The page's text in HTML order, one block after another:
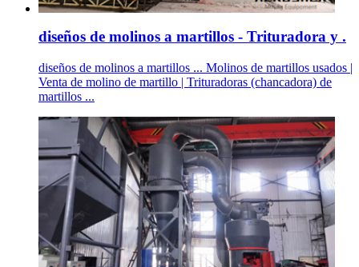
diseños de molinos a martillos - Trituradora y .
diseños de molinos a martillos ... Molinos de martillos usados |
Venta de molino de martillo | Trituradoras (chancadora) de
martillos ...